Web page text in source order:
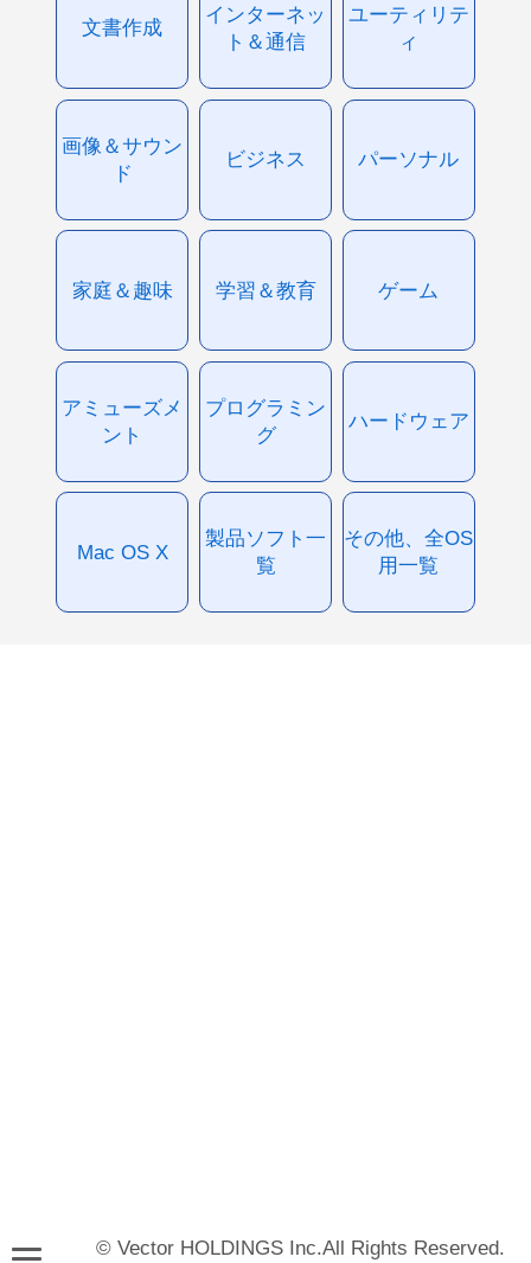
文書作成
インターネッ
ト＆通信
ユーティリテ
ィ
画像＆サウン
ド
ビジネス パーソナル
家庭＆趣味 学習＆教育 ゲーム
アミューズメ
ント
プログラミン
グ
ハードウェア
Mac OS X
製品ソフト一
覧
その他、全OS
用一覧
© Vector HOLDINGS Inc.All Rights Reserved.